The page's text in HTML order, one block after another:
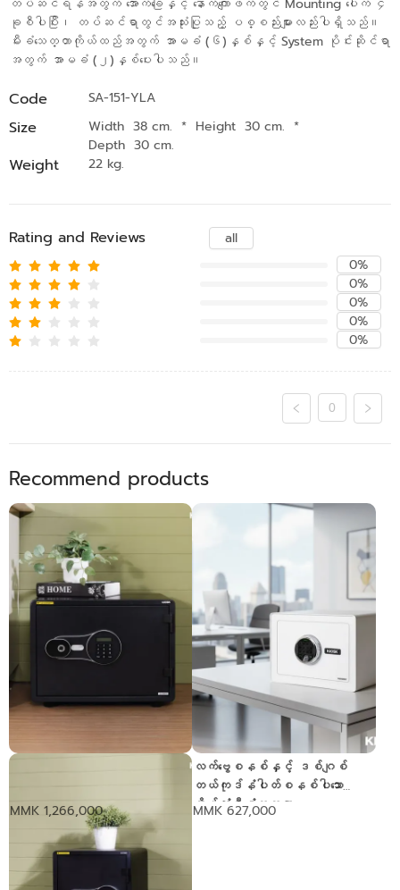
တပ်ဆင်ရန်အတွက် အောက်ခြေနှင့် နောက်ကျောဖက်တွင် Mounting ပေါက် ၄
ခုစီပါပြီး၊ တပ်ဆင်ရာတွင်အသုံးပြုသည့် ပစ္စည်းများလည်းပါရှိသည်။
မီးခံသေတ္တာကိုယ်ထည်အတွက် အာမခံ (၆)နှစ်နှင့် System ပိုင်းဆိုင်ရာ
အတွက် အာမခံ (၂)နှစ်ပေးပါသည်။
Code SA-151-YLA
Size Width 38 cm. * Height 30 cm. *
Depth 30 cm.
Weight 22 kg.
Rating and Reviews
all
0%
0%
0%
0%
0%
0
Recommend products
မီးခံသေတ္တာ။ 46 Kg
MMK 1,266,000
လက်ဗွေစနစ်နှင့် ဒစ်ဂျစ်
တယ်ကုဒ်နံပါတ်စနစ်ပါသော
အိမ်သုံးမီးခံသေတ္တာ
MMK 627,000